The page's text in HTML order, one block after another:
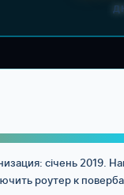
січень 2019.
роутер к